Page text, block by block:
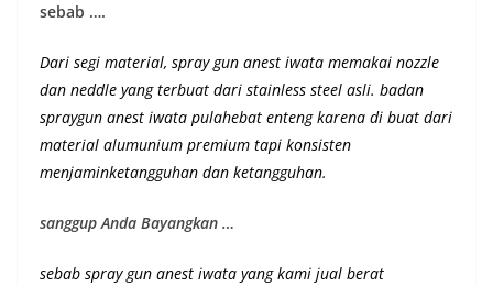
sebab ….
Dari segi material, spray gun anest iwata memakai nozzle
dan neddle yang terbuat dari stainless steel asli. badan
spraygun anest iwata pulahebat enteng karena di buat dari
material alumunium premium tapi konsisten
menjaminketangguhan dan ketangguhan.
sanggup Anda Bayangkan …
sebab spray gun anest iwata yang kami jual berat